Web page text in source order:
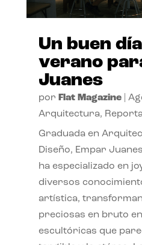
Un buen
verano
Juanes
por Flat Magazine|
Arquitectura,
Graduada en
Diseño, Empar
ha especializado en
diversos
artística,
preciosas en bruto
escultóricas que